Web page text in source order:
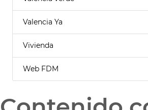
Valencia Ya
Vivienda
Web FDM